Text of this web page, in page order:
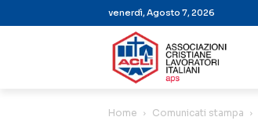
venerdì, Agosto 7, 2026
Home Comunicati stampa